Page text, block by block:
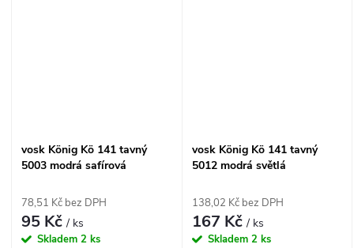
vosk König Kö 141 tavný
5003 modrá safírová
78,51 Kč bez DPH
95 Kč/ ks
Skladem 2 ks
vosk König Kö 141 tavný
5012 modrá světlá
138,02 Kč bez DPH
167 Kč/ ks
Skladem 2 ks